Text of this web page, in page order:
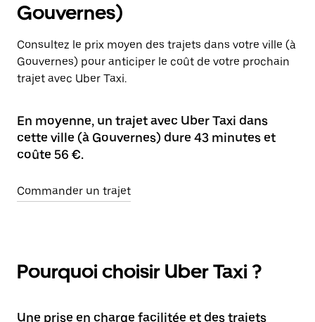
Gouvernes)
Consultez le prix moyen des trajets dans votre ville (à
Gouvernes) pour anticiper le coût de votre prochain
trajet avec Uber Taxi.
En moyenne, un trajet avec Uber Taxi dans
cette ville (à Gouvernes) dure 43 minutes et
coûte 56 €.
Commander un trajet
Pourquoi choisir Uber Taxi ?
Une prise en charge facilitée et des trajets